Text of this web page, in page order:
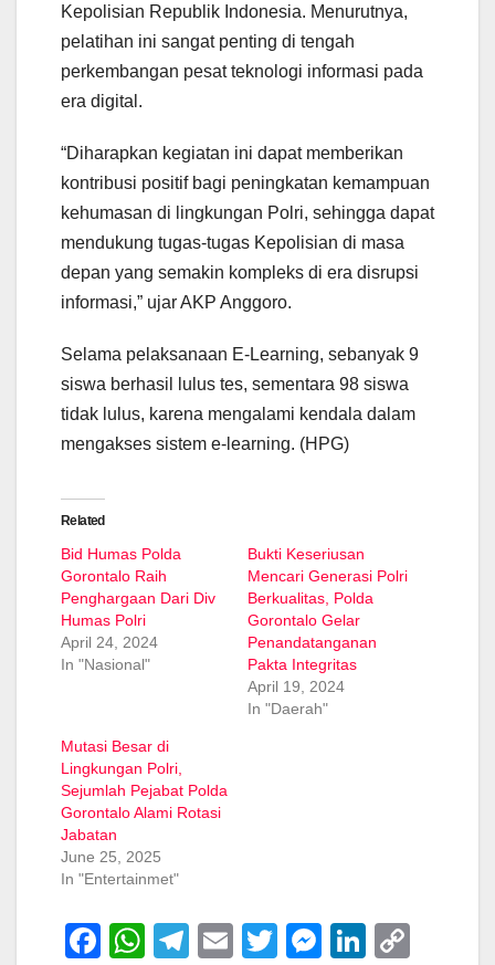
Kepolisian Republik Indonesia. Menurutnya,
pelatihan ini sangat penting di tengah
perkembangan pesat teknologi informasi pada
era digital.
“Diharapkan kegiatan ini dapat memberikan
kontribusi positif bagi peningkatan kemampuan
kehumasan di lingkungan Polri, sehingga dapat
mendukung tugas-tugas Kepolisian di masa
depan yang semakin kompleks di era disrupsi
informasi,” ujar AKP Anggoro.
Selama pelaksanaan E-Learning, sebanyak 9
siswa berhasil lulus tes, sementara 98 siswa
tidak lulus, karena mengalami kendala dalam
mengakses sistem e-learning. (HPG)
Related
Bid Humas Polda
Gorontalo Raih
Penghargaan Dari Div
Humas Polri
April 24, 2024
In "Nasional"
Bukti Keseriusan
Mencari Generasi Polri
Berkualitas, Polda
Gorontalo Gelar
Penandatanganan
Pakta Integritas
April 19, 2024
In "Daerah"
Mutasi Besar di
Lingkungan Polri,
Sejumlah Pejabat Polda
Gorontalo Alami Rotasi
Jabatan
June 25, 2025
In "Entertainmet"
F
W T
E
T
M Li